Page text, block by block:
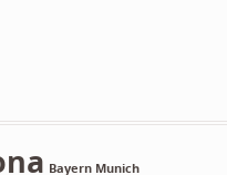
Bayern Munich